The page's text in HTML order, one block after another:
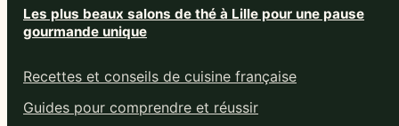
Les plus beaux salons de thé à Lille pour une pause
gourmande unique
Recettes et conseils de cuisine française
Guides pour comprendre et réussir